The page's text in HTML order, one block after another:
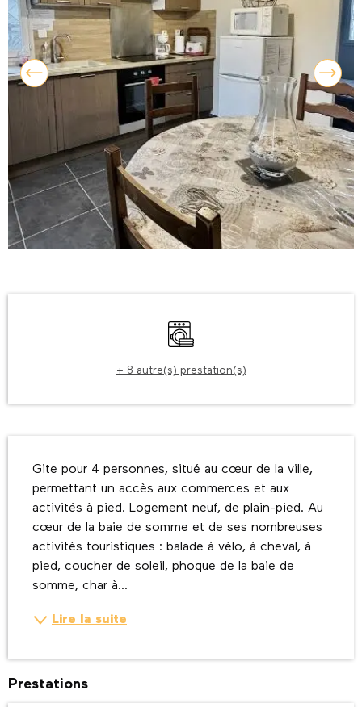
Lave linge
+ 8 autre(s) prestation(s)
Gite pour 4 personnes, situé au cœur de la ville,
permettant un accès aux commerces et aux
activités à pied. Logement neuf, de plain-pied. Au
cœur de la baie de somme et de ses nombreuses
activités touristiques : balade à vélo, à cheval, à
pied, coucher de soleil, phoque de la baie de
somme, char à...
Lire la suite
Prestations